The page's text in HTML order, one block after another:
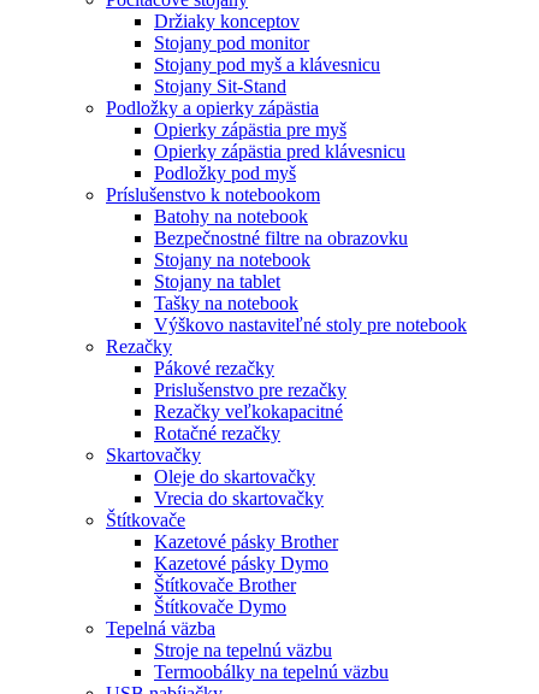
Držiaky konceptov
Stojany pod monitor
Stojany pod myš a klávesnicu
Stojany Sit-Stand
Podložky a opierky zápästia
Opierky zápästia pre myš
Opierky zápästia pred klávesnicu
Podložky pod myš
Príslušenstvo k notebookom
Batohy na notebook
Bezpečnostné filtre na obrazovku
Stojany na notebook
Stojany na tablet
Tašky na notebook
Výškovo nastaviteľné stoly pre notebook
Rezačky
Pákové rezačky
Prislušenstvo pre rezačky
Rezačky veľkokapacitné
Rotačné rezačky
Skartovačky
Oleje do skartovačky
Vrecia do skartovačky
Štítkovače
Kazetové pásky Brother
Kazetové pásky Dymo
Štítkovače Brother
Štítkovače Dymo
Tepelná väzba
Stroje na tepelnú väzbu
Termoobálky na tepelnú väzbu